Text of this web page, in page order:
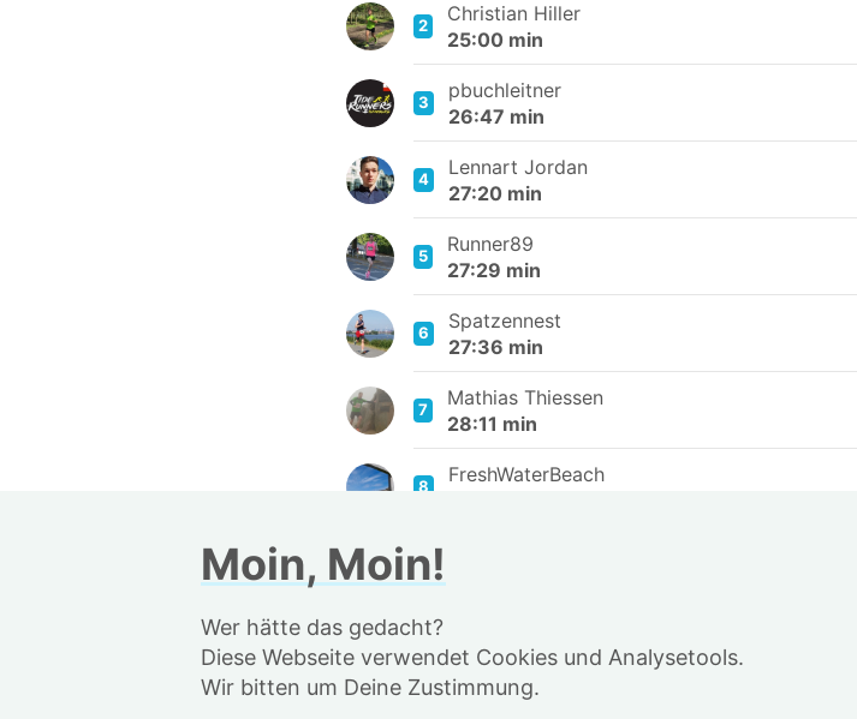
2
Christian Hiller
25:00 min
3
pbuchleitner
26:47 min
4
Lennart Jordan
27:20 min
5
Runner89
27:29 min
6
Spatzennest
27:36 min
7
Mathias Thiessen
28:11 min
8
FreshWaterBeach
9
10
28:31 min
Moin, Moin!
Wer hätte das gedacht?
Diese Webseite verwendet Cookies und Analysetools.
Wir bitten um Deine Zustimmung.